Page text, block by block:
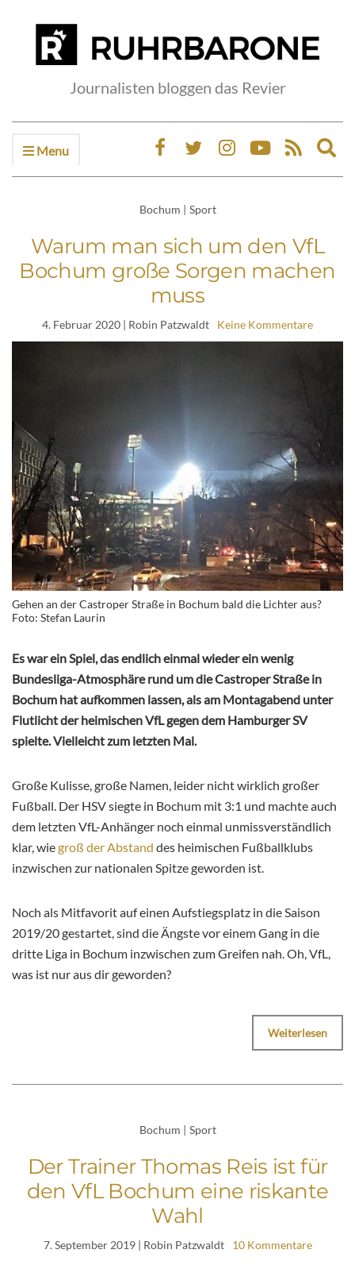
Journalisten bloggen das Revier
Menu
Bochum | Sport
Warum man sich um den VfL
Bochum große Sorgen machen
muss
4. Februar 2020 | Robin Patzwaldt Keine Kommentare
Gehen an der Castroper Straße in Bochum bald die Lichter aus?
Foto: Stefan Laurin
Es war ein Spiel, das endlich einmal wieder ein wenig
Bundesliga-Atmosphäre rund um die Castroper Straße in
Bochum hat aufkommen lassen, als am Montagabend unter
Flutlicht der heimischen VfL gegen dem Hamburger SV
spielte. Vielleicht zum letzten Mal.
Große Kulisse, große Namen, leider nicht wirklich großer
Fußball. Der HSV siegte in Bochum mit 3:1 und machte auch
dem letzten VfL-Anhänger noch einmal unmissverständlich
klar, wiegroß der Abstand des heimischen Fußballklubs
inzwischen zur nationalen Spitze geworden ist.
Noch als Mitfavorit auf einen Aufstiegsplatz in die Saison
2019/20 gestartet, sind die Ängste vor einem Gang in die
dritte Liga in Bochum inzwischen zum Greifen nah. Oh, VfL,
was ist nur aus dir geworden?
Weiterlesen
Bochum | Sport
Der Trainer Thomas Reis ist für
den VfL Bochum eine riskante
Wahl
7. September 2019| Robin Patzwaldt 10 Kommentare